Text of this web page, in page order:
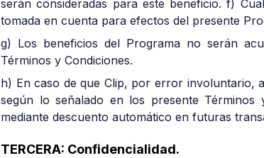
serán consideradas para este beneficio. f)
tomada en cuenta para efectos del presente
g) Los beneficios del Programa no serán
Términos y Condiciones.
h) En caso de que Clip, por error involuntario,
según lo señalado en los presente
mediante descuento automático en futuras
TERCERA: Confidencialidad.